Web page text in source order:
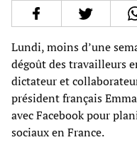
Lundi, moins d’une
dégoût des travailleurs
dictateur et
président français
avec Facebook pour
sociaux en France.